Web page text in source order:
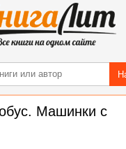
Машинки с